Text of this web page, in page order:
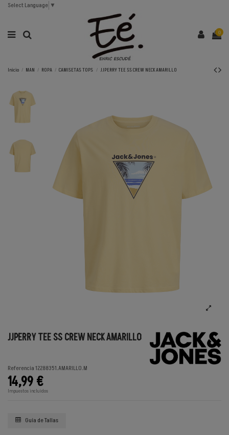
Select Language ▼
0
Inicio MAN ROPA CAMISETAS TOPS JJPERRY TEE SS CREW NECK AMARILLO
JJPERRY TEE SS CREW NECK AMARILLO
Referencia12288351.AMARILLO.M
14,99 €
Impuestos incluidos
Guía de Tallas